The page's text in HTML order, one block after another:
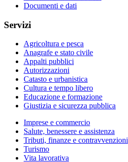
Documenti e dati
Servizi
Agricoltura e pesca
Anagrafe e stato civile
Appalti pubblici
Autorizzazioni
Catasto e urbanistica
Cultura e tempo libero
Educazione e formazione
Giustizia e sicurezza pubblica
Imprese e commercio
Salute, benessere e assistenza
Tributi, finanze e contravvenzioni
Turismo
Vita lavorativa